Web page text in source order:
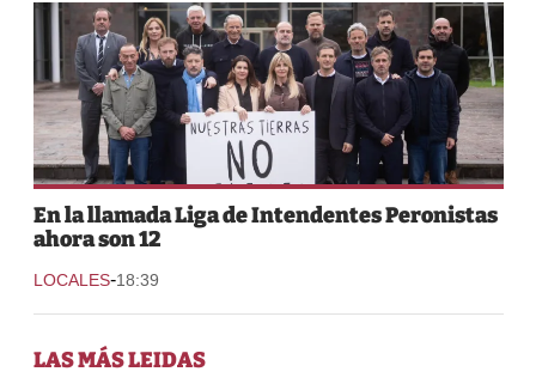
En la llamada Liga de Intendentes Peronistas
ahora son 12
LOCALES-18:39
LAS MÁS LEIDAS